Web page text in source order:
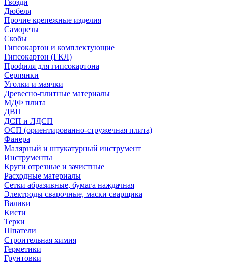
Гвозди
Дюбеля
Прочие крепежные изделия
Саморезы
Скобы
Гипсокартон и комплектующие
Гипсокартон (ГКЛ)
Профиля для гипсокартона
Серпянки
Уголки и маячки
Древесно-плитные материалы
МДФ плита
ДВП
ДСП и ЛДСП
ОСП (ориентированно-стружечная плита)
Фанера
Малярный и штукатурный инструмент
Инструменты
Круги отрезные и зачистные
Расходные материалы
Сетки абразивные, бумага наждачная
Электроды сварочные, маски сварщика
Валики
Кисти
Терки
Шпатели
Строительная химия
Герметики
Грунтовки